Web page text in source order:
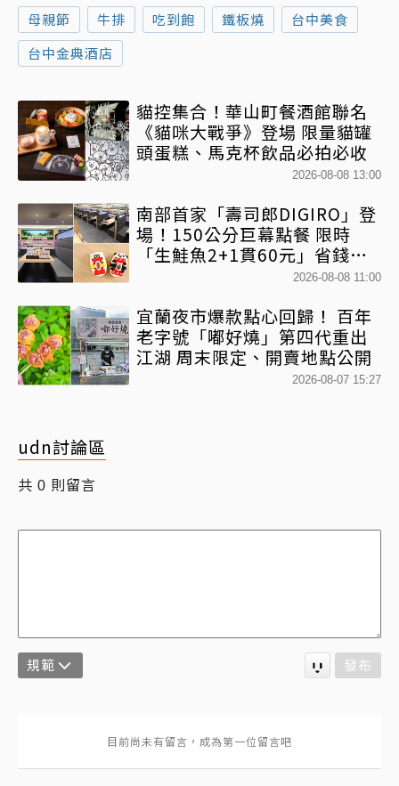
母親節 牛排 吃到飽 鐵板燒
台中美食
台中金典酒店
貓控集合！華山町餐酒館聯名
《貓咪大戰爭》登場 限量貓罐
頭蛋糕、馬克杯飲品必拍必收
2026-08-08 13:00
南部首家「壽司郎DIGIRO」登
場！150公分巨幕點餐 限時
「生鮭魚2+1貫60元」省錢攻
2026-08-08 11:00
宜蘭夜市爆款點心回歸！ 百年
老字號「嘟好燒」第四代重出
江湖 周末限定、開賣地點公開
2026-08-07 15:27
udn討論區
共 0 則留言
規範 發布